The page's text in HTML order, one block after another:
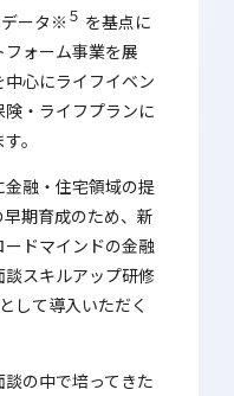
ータ※ ５ を基点に
ォーム事業を展
心にライフイベン
・ライフプランに
。
融・住宅領域の提
期育成のため、新
ドマインドの金融
スキルアップ研修
して導入いただく
の中で培ってきた